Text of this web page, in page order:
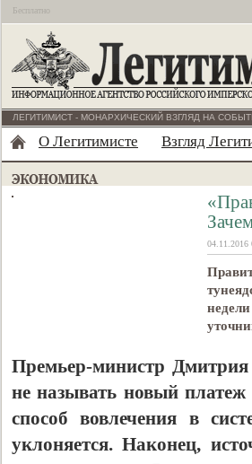
Бесплатно
ЛЕГИТИМИСТ - МОНАРХИЧЕСКИЙ ВЗГЛЯД НА
О Легитимисте Взгляд
04.11.2016
Премьер-министр
не называть новый платеж
способ вовлечения в
уклоняется. Наконец,